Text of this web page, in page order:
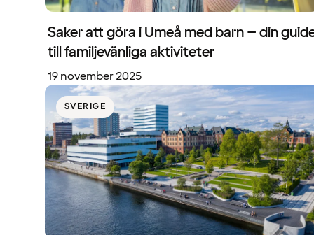
Saker att göra i Umeå med barn – din
till familjevänliga aktiviteter
19 november 2025
SVERIGE